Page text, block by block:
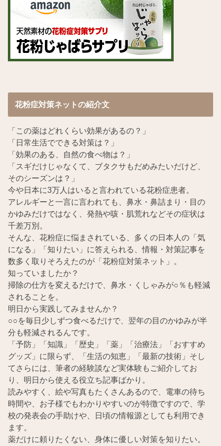
花粉症対策ネットの紹介文
「この薬はどれくらい効果があるの？」
「日常生活でできる対策は？」
「効果のある、自然の食べ物は？」
「スギだけじゃなくて、ブタクサもだめみたいだけど、
そのシーズンは？」
今や日本に3万人はいると言われている花粉症患者。
アレルギーと一言に言われても、鼻水・鼻詰まり・目の
かゆみだけではなく、発熱や咳・肌荒れなどその症状は
千差万別。
そんな、花粉症に悩まされている、多くの日本人の「気
になる」「知りたい」に答えられる、情報・対策記事を
数多く取りそろえたのが「花粉症対策ネット」。
知っていましたか？
掃除の仕方を変えるだけで、鼻水・くしゃみが○％も軽減
されることを。
明日から実践してみませんか？
○○を毎日少しずつ食べるだけで、翌年の目のかゆみが半
分も軽減されるんです。
「予防」「知識」「歴史」「薬」「治療法」「おすすめ
グッズ」に限らず、「生活の知恵」「最新の技術」そし
てさらには、筆者の経験談など実体験もご紹介してお
り、明日から使える役立ち記事ばかり。
読みやすく、絵や写真もたくさんあるので、電車の待ち
時間や、お子様でもわかりやすいのが特徴ですので、学
校の発表会の手助けや、日頃の情報源としても利用でき
ます。
薬だけに頼りたくない、身体に優しい対策を知りたい。